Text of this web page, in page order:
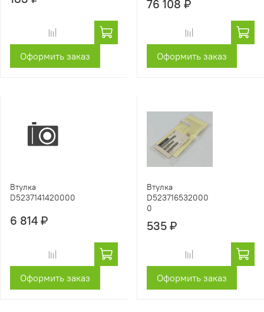
Оформить заказ
76 108 ₽
Оформить заказ
Втулка
D5237141420000
6 814 ₽
Оформить заказ
Втулка
D523716532000
0
535 ₽
Оформить заказ